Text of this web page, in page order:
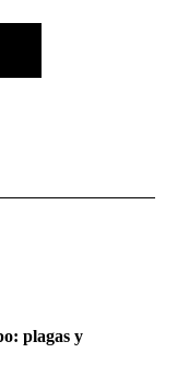
plagas y